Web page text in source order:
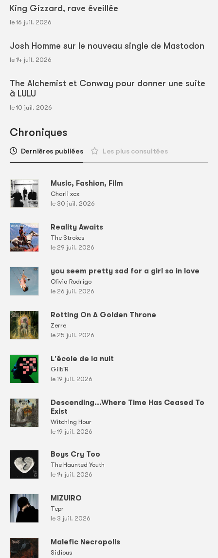
King Gizzard, rave éveillée
le 16 juil. 2026
Josh Homme sur le nouveau single de Mastodon
le 14 juil. 2026
The Alchemist et Conway pour donner une suite
à LULU
le 10 juil. 2026
Chroniques
Dernières publiées Les plus consultées
Music, Fashion, Film
Charli xcx
le 30 juil. 2026
Reality Awaits
The Strokes
le 29 juil. 2026
you seem pretty sad for a girl so in love
Olivia Rodrigo
le 26 juil. 2026
Rotting On A Golden Throne
Zerre
le 25 juil. 2026
L'école de la nuit
Gilb'R
le 19 juil. 2026
Descending...Where Time Has Ceased To
Exist
Witching Hour
le 19 juil. 2026
Boys Cry Too
The Haunted Youth
le 14 juil. 2026
MIZUIRO
Tepr
le 3 juil. 2026
Malefic Necropolis
Sidious